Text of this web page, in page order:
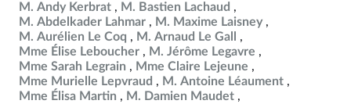
M. Andy Kerbrat
M. Bastien Lachaud
M. Abdelkader Lahmar
M. Maxime Laisney
M. Aurélien Le Coq
M. Arnaud Le Gall
Mme Élise Leboucher
M. Jérôme Legavre
Mme Sarah Legrain
Mme Claire Lejeune
Mme Murielle Lepvraud
M. Antoine Léaument
Mme Élisa Martin
M. Damien Maudet